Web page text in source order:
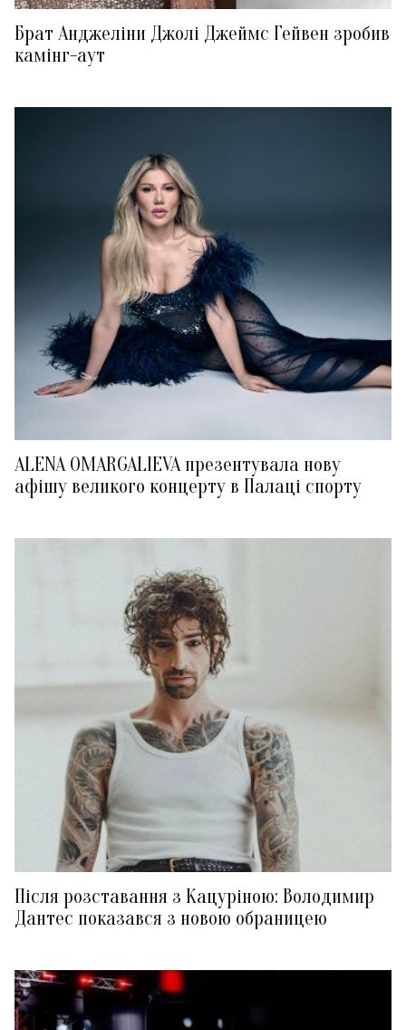
Брат Анджеліни Джолі Джеймс Гейвен зробив
камінг-аут
ALENA OMARGALIEVA презентувала нову
афішу великого концерту в Палаці спорту
Після розставання з Кацуріною: Володимир
Дантес показався з новою обраницею